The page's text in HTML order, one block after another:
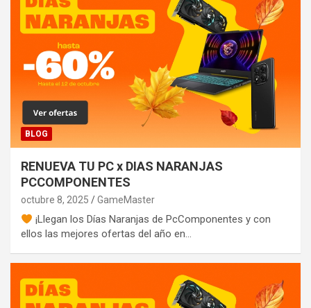
BLOG
RENUEVA TU PC x DIAS NARANJAS
PCCOMPONENTES
octubre 8, 2025 GameMaster
¡Llegan los Días Naranjas de PcComponentes y con
ellos las mejores ofertas del año en…